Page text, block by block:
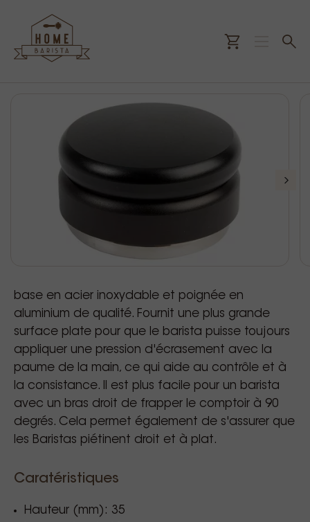
base en acier inoxydable et poignée en
aluminium de qualité. Fournit une plus grande
surface plate pour que le barista puisse toujours
appliquer une pression d'écrasement avec la
paume de la main, ce qui aide au contrôle et à
la consistance. Il est plus facile pour un barista
avec un bras droit de frapper le comptoir à 90
degrés. Cela permet également de s'assurer que
les Baristas piétinent droit et à plat.
Caratéristiques
Hauteur (mm): 35